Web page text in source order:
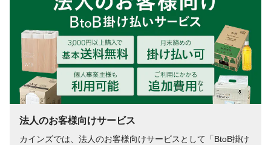
法人のお客様向けサービス
カインズでは、法人のお客様向けサービスとして「BtoB掛け